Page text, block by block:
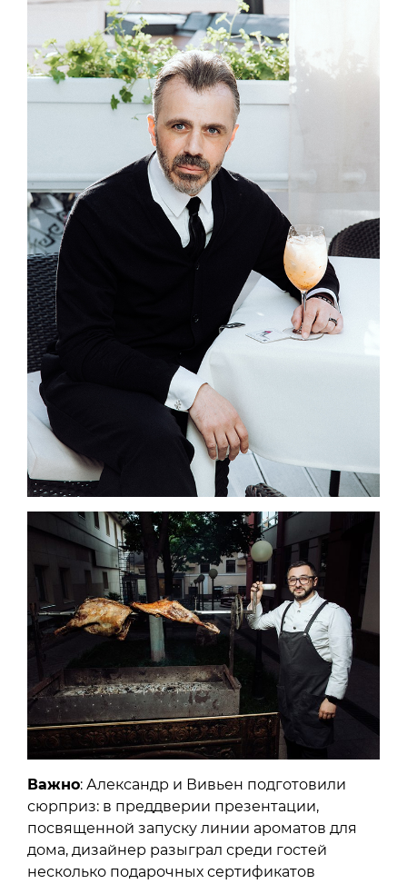
Важно: Александр и Вивьен подготовили
сюрприз: в преддверии презентации,
посвященной запуску линии ароматов для
дома, дизайнер разыграл среди гостей
несколько подарочных сертификатов